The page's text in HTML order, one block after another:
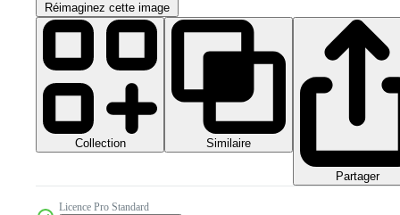
Réimaginez cette image
Collection Similaire
Partager
Licence Pro Standard